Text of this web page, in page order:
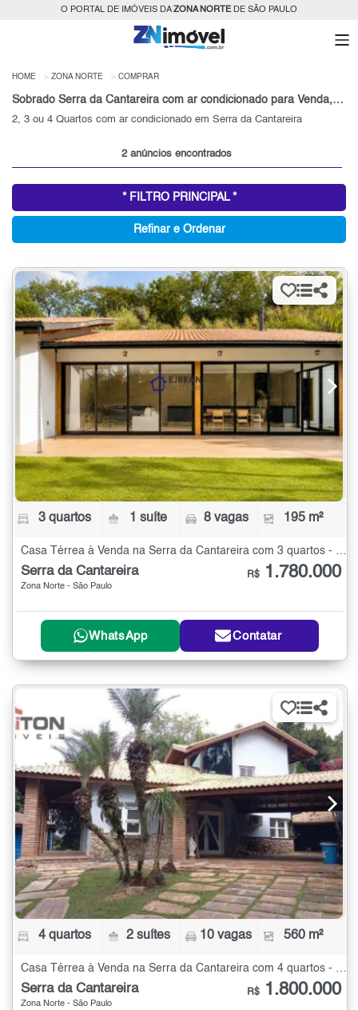
O PORTAL DE IMÓVEIS DAZONA NORTEDE SÃO PAULO
HOME ZONA NORTE COMPRAR
Sobrado Serra da Cantareira com ar condicionado para Venda, Zona Norte, SP
2, 3 ou 4 Quartos com ar condicionado em Serra da Cantareira
2 anúncios encontrados
* FILTRO PRINCIPAL *
Refinar e Ordenar
3 quartos 1 suíte 8 vagas 195 m²
Casa Térrea à Venda na Serra da Cantareira com 3 quartos - 195 m²
Serra da Cantareira
Zona Norte - São Paulo
R$ 1.780.000
WhatsApp Contatar
4 quartos 2 suítes 10 vagas 560 m²
Casa Térrea à Venda na Serra da Cantareira com 4 quartos - 560 m²
Serra da Cantareira
Zona Norte - São Paulo
R$ 1.800.000